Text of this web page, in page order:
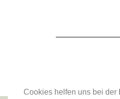
Cookies helfen uns bei der